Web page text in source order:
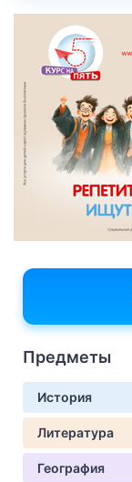
Предметы
История
Литература
География